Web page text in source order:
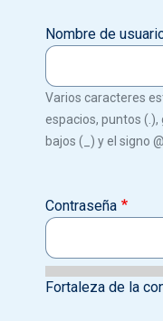
Nombre de
Varios caracteres
espacios, puntos
bajos (_) y el signo
Contraseña
Fortaleza de la